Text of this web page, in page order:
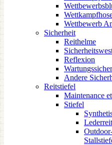
Wettbewerb
Sicherheit
Reithelme
Reflexion
Andere
Reitstiefel
Maintenance
Stiefel